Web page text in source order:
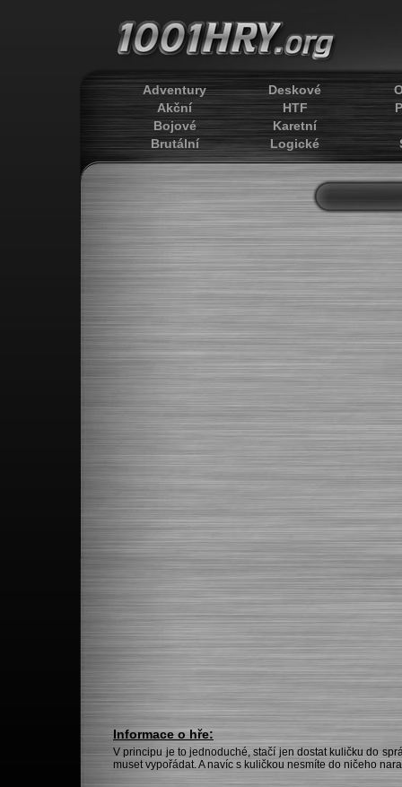
Adventury
Akční
Bojové
Brutální
Deskové
HTF
Karetní
Logické
Informace o hře:
V principu je to jednoduché, stačí jen dostat kuličku do
muset vypořádat. A navíc s kuličkou nesmíte do ničeho